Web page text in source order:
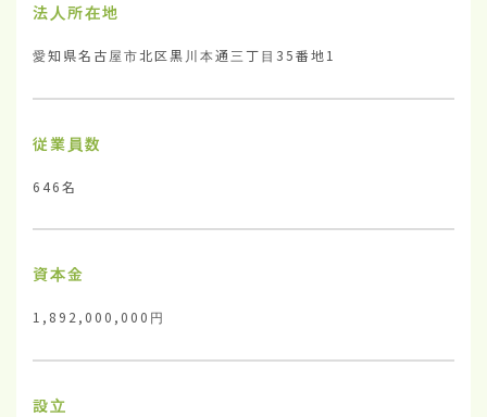
法人所在地
愛知県名古屋市北区黒川本通三丁目35番地1
従業員数
646名
資本金
1,892,000,000円
設立